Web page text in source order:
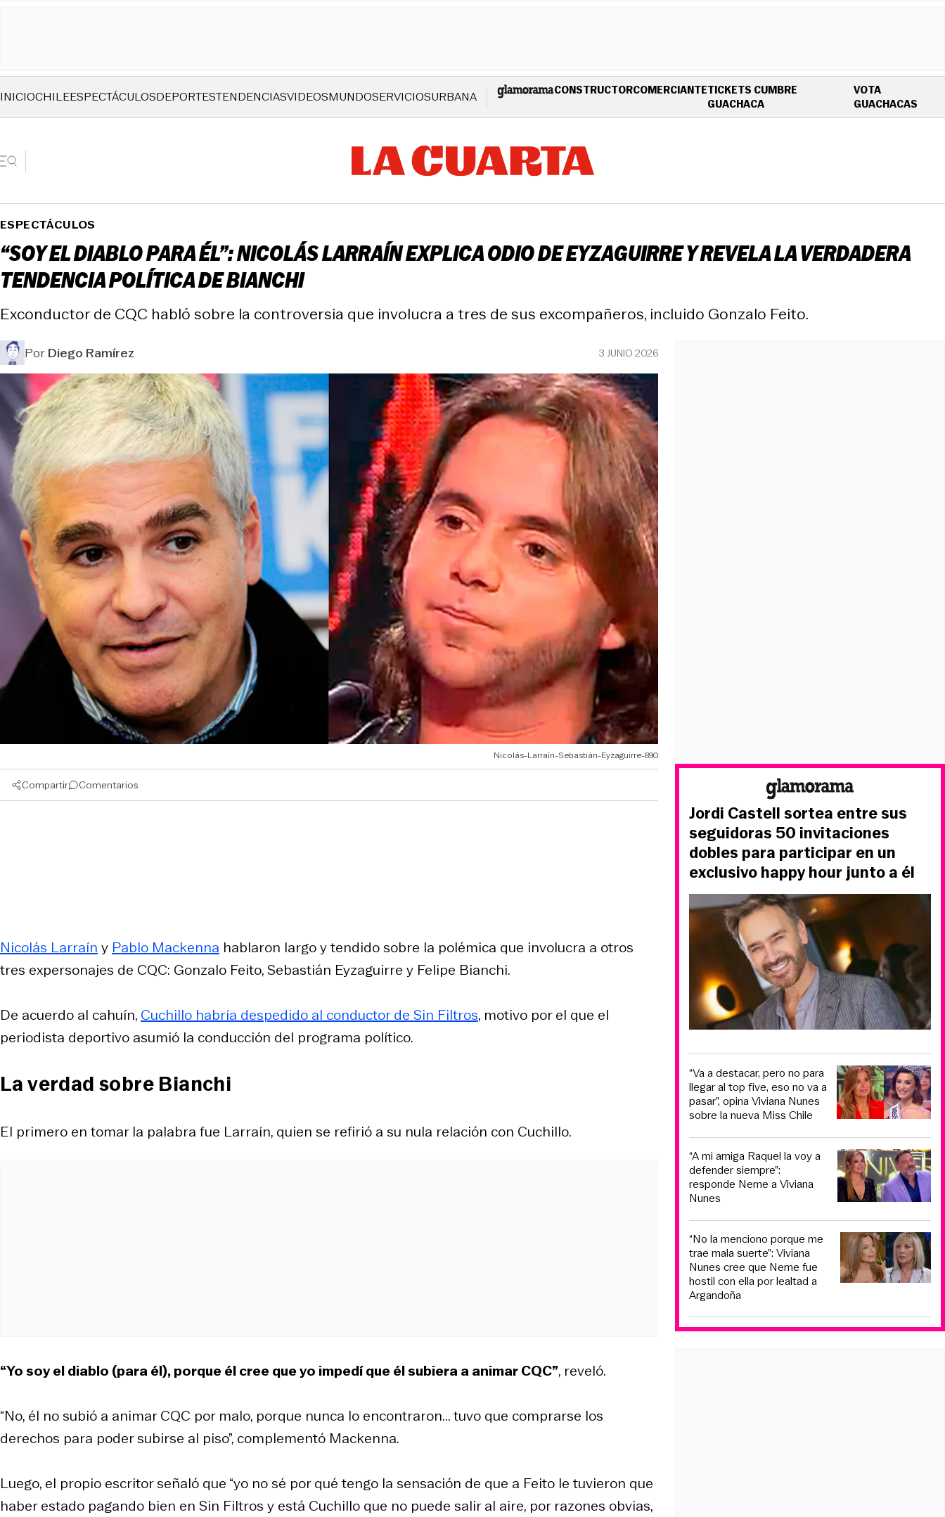
INICIOCHILEESPECTÁCULOSDEPORTESTENDENCIASVIDEOSMUNDOSERVICIOSURBANA CONSTRUCTORCOMERCIANTETICKETS CUMBRE
GUACHACAOPENS IN NEW WINDOW
VOTA
GUACHACAS
ESPECTÁCULOS
“SOY EL DIABLO PARA ÉL”: NICOLÁS LARRAÍN EXPLICA ODIO DE EYZAGUIRRE Y REVELA LA VERDADERA
TENDENCIA POLÍTICA DE BIANCHI
Exconductor de CQC habló sobre la controversia que involucra a tres de sus excompañeros, incluido Gonzalo Feito.
PorDiego Ramírez 3 JUNIO 2026
Nicolás-Larraín-Sebastián-Eyzaguirre-890
Compartir Comentarios
Nicolás Larraín y Pablo Mackenna hablaron largo y tendido sobre la polémica que involucra a otros
tres expersonajes de CQC: Gonzalo Feito, Sebastián Eyzaguirre y Felipe Bianchi.
De acuerdo al cahuín, Cuchillo habría despedido al conductor de Sin Filtros, motivo por el que el
periodista deportivo asumió la conducción del programa político.
La verdad sobre Bianchi
El primero en tomar la palabra fue Larraín, quien se refirió a su nula relación con Cuchillo.
“Yo soy el diablo (para él), porque él cree que yo impedí que él subiera a animar CQC”, reveló.
“No, él no subió a animar CQC por malo, porque nunca lo encontraron... tuvo que comprarse los
derechos para poder subirse al piso”, complementó Mackenna.
Luego, el propio escritor señaló que “yo no sé por qué tengo la sensación de que a Feito le tuvieron que
haber estado pagando bien en Sin Filtros y está Cuchillo que no puede salir al aire, por razones obvias,
Jordi Castell sortea entre sus
seguidoras 50 invitaciones
dobles para participar en un
exclusivo happy hour junto a él
“Va a destacar, pero no para
llegar al top five, eso no va a
pasar”, opina Viviana Nunes
sobre la nueva Miss Chile
“A mi amiga Raquel la voy a
defender siempre”:
responde Neme a Viviana
Nunes
“No la menciono porque me
trae mala suerte”: Viviana
Nunes cree que Neme fue
hostil con ella por lealtad a
Argandoña